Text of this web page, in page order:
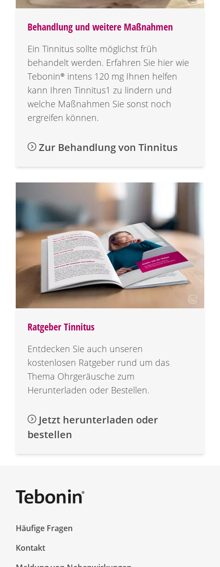
Behandlung und weitere Maßnahmen
Ein Tinnitus sollte möglichst früh
behandelt werden. Erfahren Sie hier wie
Tebonin® intens 120 mg Ihnen helfen
kann Ihren Tinnitus1 zu lindern und
welche Maßnahmen Sie sonst noch
ergreifen können.
Zur Behandlung von Tinnitus
Ratgeber Tinnitus
Entdecken Sie auch unseren
kostenlosen Ratgeber rund um das
Thema Ohrgeräusche zum
Herunterladen oder Bestellen.
Jetzt herunterladen oder
bestellen
F
o
t
Häufige Fragen
Kontakt